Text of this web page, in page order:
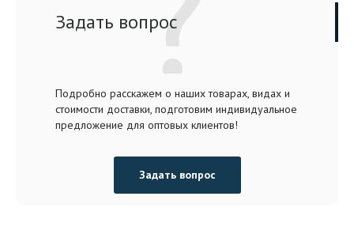
Задать вопрос
Подробно расскажем о наших товарах, видах и
стоимости доставки, подготовим индивидуальное
предложение для оптовых клиентов!
Задать вопрос